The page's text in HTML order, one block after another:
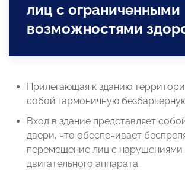
лиц с ограниченными
возможностями
Прилегающая к зданию
собой гармоничную
Вход в здание представляет
двери, что обеспечивает
перемещение лиц с
двигательного аппарата.